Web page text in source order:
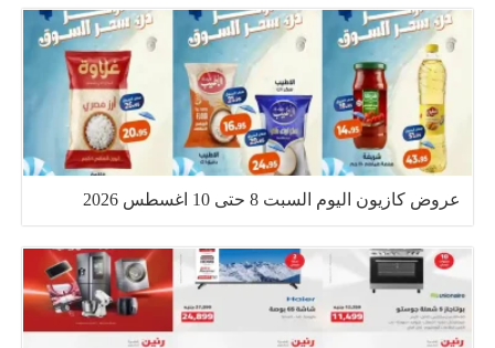
عروض كازيون اليوم السبت 8 حتى 10 اغسطس 2026